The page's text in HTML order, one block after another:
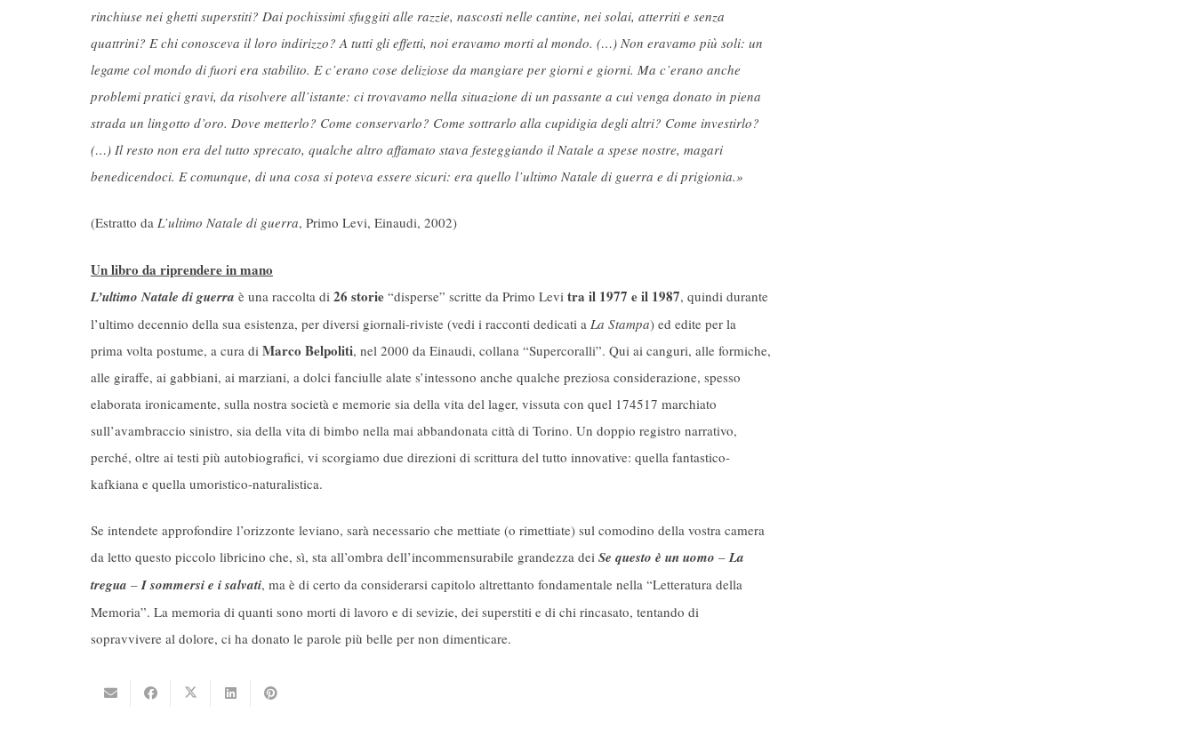
rinchiuse nei ghetti superstiti? Dai pochissimi sfuggiti alle razzie, nascosti nelle cantine, nei solai, atterriti e senza
quattrini? E chi conosceva il loro indirizzo? A tutti gli effetti, noi eravamo morti al mondo. (…) Non eravamo più soli: un
legame col mondo di fuori era stabilito. E c’erano cose deliziose da mangiare per giorni e giorni. Ma c’erano anche
problemi pratici gravi, da risolvere all’istante: ci trovavamo nella situazione di un passante a cui venga donato in piena
strada un lingotto d’oro. Dove metterlo? Come conservarlo? Come sottrarlo alla cupidigia degli altri? Come investirlo?
(…) Il resto non era del tutto sprecato, qualche altro affamato stava festeggiando il Natale a spese nostre, magari
benedicendoci. E comunque, di una cosa si poteva essere sicuri: era quello l’ultimo Natale di guerra e di prigionia.»
(Estratto da L’ultimo Natale di guerra, Primo Levi, Einaudi, 2002)
Un libro da riprendere in mano
L’ultimo Natale di guerra è una raccolta di 26 storie “disperse” scritte da Primo Levi tra il 1977 e il 1987, quindi durante
l’ultimo decennio della sua esistenza, per diversi giornali-riviste (vedi i racconti dedicati a La Stampa) ed edite per la
prima volta postume, a cura di Marco Belpoliti, nel 2000 da Einaudi, collana “Supercoralli”. Qui ai canguri, alle formiche,
alle giraffe, ai gabbiani, ai marziani, a dolci fanciulle alate s’intessono anche qualche preziosa considerazione, spesso
elaborata ironicamente, sulla nostra società e memorie sia della vita del lager, vissuta con quel 174517 marchiato
sull’avambraccio sinistro, sia della vita di bimbo nella mai abbandonata città di Torino. Un doppio registro narrativo,
perché, oltre ai testi più autobiografici, vi scorgiamo due direzioni di scrittura del tutto innovative: quella fantastico-
kafkiana e quella umoristico-naturalistica.
Se intendete approfondire l’orizzonte leviano, sarà necessario che mettiate (o rimettiate) sul comodino della vostra camera
da letto questo piccolo libricino che, sì, sta all’ombra dell’incommensurabile grandezza dei Se questo è un uomo –La
tregua –I sommersi e i salvati, ma è di certo da considerarsi capitolo altrettanto fondamentale nella “Letteratura della
Memoria”. La memoria di quanti sono morti di lavoro e di sevizie, dei superstiti e di chi rincasato, tentando di
sopravvivere al dolore, ci ha donato le parole più belle per non dimenticare.